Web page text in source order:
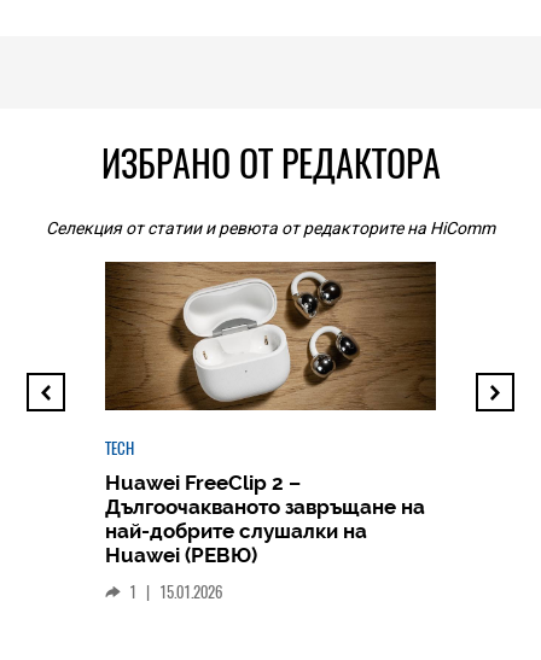
ИЗБРАНО ОТ РЕДАКТОРА
Селекция от статии и ревюта от редакторите на HiComm
TECH
Huawei FreeClip 2 –
Дългоочакваното завръщане на
най-добрите слушалки на
Huawei (РЕВЮ)
1 | 15.01.2026